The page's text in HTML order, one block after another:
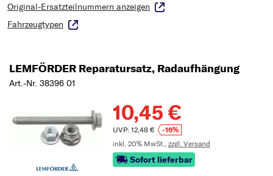
Original-Ersatzteilnummern anzeigen
Fahrzeugtypen
LEMFÖRDER Reparatursatz, Radaufhängung
Art.-Nr. 38396 01
10,45 €
UVP: 12,48 €
-16%
inkl. 20% MwSt., zzgl. Versand
Sofort lieferbar